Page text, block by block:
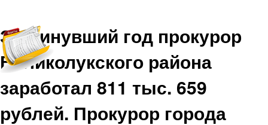
За минувший год прокурор
Великолукского района
заработал 811 тыс. 659
рублей. Прокурор города